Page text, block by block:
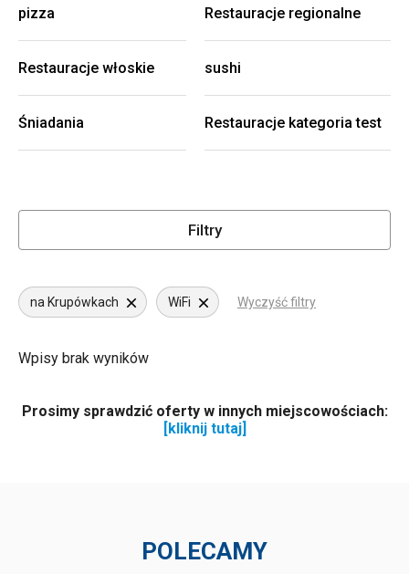
pizza Restauracje regionalne
Restauracje włoskie sushi
Śniadania Restauracje kategoria test
Filtry
na Krupówkach WiFi Wyczyść filtry
Wpisy brak wyników
Prosimy sprawdzić oferty w innych miejscowościach:
[kliknij tutaj]
POLECAMY